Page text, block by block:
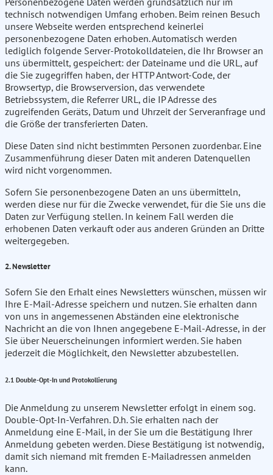
technisch notwendigen Umfang erhoben. Beim reinen Besuch
unsere Webseite werden entsprechend keinerlei
personenbezogene Daten erhoben. Automatisch werden
lediglich folgende Server-Protokolldateien, die Ihr Browser an
uns übermittelt, gespeichert: der Dateiname und die URL, auf
die Sie zugegriffen haben, der HTTP Antwort-Code, der
Browsertyp, die Browserversion, das verwendete
Betriebssystem, die Referrer URL, die IP Adresse des
zugreifenden Geräts, Datum und Uhrzeit der Serveranfrage und
die Größe der transferierten Daten.
Diese Daten sind nicht bestimmten Personen zuordenbar. Eine
Zusammenführung dieser Daten mit anderen Datenquellen
wird nicht vorgenommen.
Sofern Sie personenbezogene Daten an uns übermitteln,
werden diese nur für die Zwecke verwendet, für die Sie uns die
Daten zur Verfügung stellen. In keinem Fall werden die
erhobenen Daten verkauft oder aus anderen Gründen an Dritte
weitergegeben.
2. Newsletter
Sofern Sie den Erhalt eines Newsletters wünschen, müssen wir
Ihre E-Mail-Adresse speichern und nutzen. Sie erhalten dann
von uns in angemessenen Abständen eine elektronische
Nachricht an die von Ihnen angegebene E-Mail-Adresse, in der
Sie über Neuerscheinungen informiert werden. Sie haben
jederzeit die Möglichkeit, den Newsletter abzubestellen.
2.1 Double-Opt-In und Protokollierung
Die Anmeldung zu unserem Newsletter erfolgt in einem sog.
Double-Opt-In-Verfahren. D.h. Sie erhalten nach der
Anmeldung eine E-Mail, in der Sie um die Bestätigung Ihrer
Anmeldung gebeten werden. Diese Bestätigung ist notwendig,
damit sich niemand mit fremden E-Mailadressen anmelden
kann.